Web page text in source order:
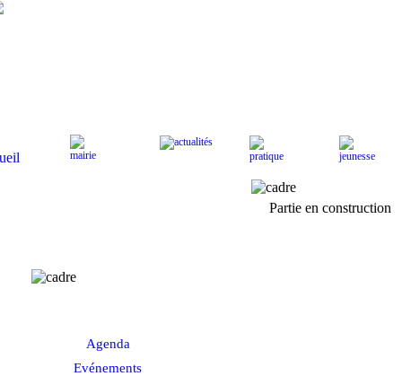
Agenda
Evénements
Partie en construction